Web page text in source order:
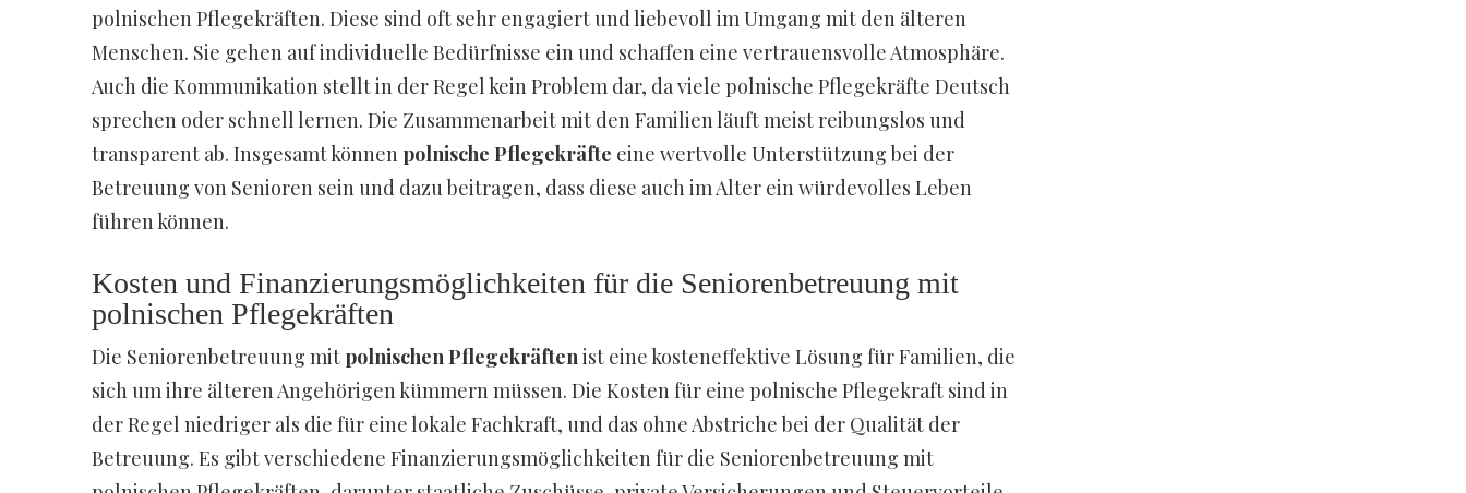
polnischen Pflegekräften. Diese sind oft sehr engagiert und liebevoll im Umgang mit den älteren
Menschen. Sie gehen auf individuelle Bedürfnisse ein und schaffen eine vertrauensvolle Atmosphäre.
Auch die Kommunikation stellt in der Regel kein Problem dar, da viele polnische Pflegekräfte Deutsch
sprechen oder schnell lernen. Die Zusammenarbeit mit den Familien läuft meist reibungslos und
transparent ab. Insgesamt können polnische Pflegekräfte eine wertvolle Unterstützung bei der
Betreuung von Senioren sein und dazu beitragen, dass diese auch im Alter ein würdevolles Leben
führen können.
Kosten und Finanzierungsmöglichkeiten für die Seniorenbetreuung mit
polnischen Pflegekräften
Die Seniorenbetreuung mit polnischen Pflegekräftenist eine kosteneffektive Lösung für Familien, die
sich um ihre älteren Angehörigen kümmern müssen. Die Kosten für eine polnische Pflegekraft sind in
der Regel niedriger als die für eine lokale Fachkraft, und das ohne Abstriche bei der Qualität der
Betreuung. Es gibt verschiedene Finanzierungsmöglichkeiten für die Seniorenbetreuung mit